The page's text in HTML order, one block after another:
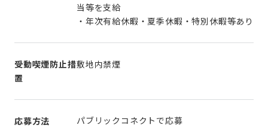
当等を支給
・年次有給休暇・夏季休暇・特別休暇等あり
受動喫煙防止措
置
敷地内禁煙
応募方法 パブリックコネクトで応募